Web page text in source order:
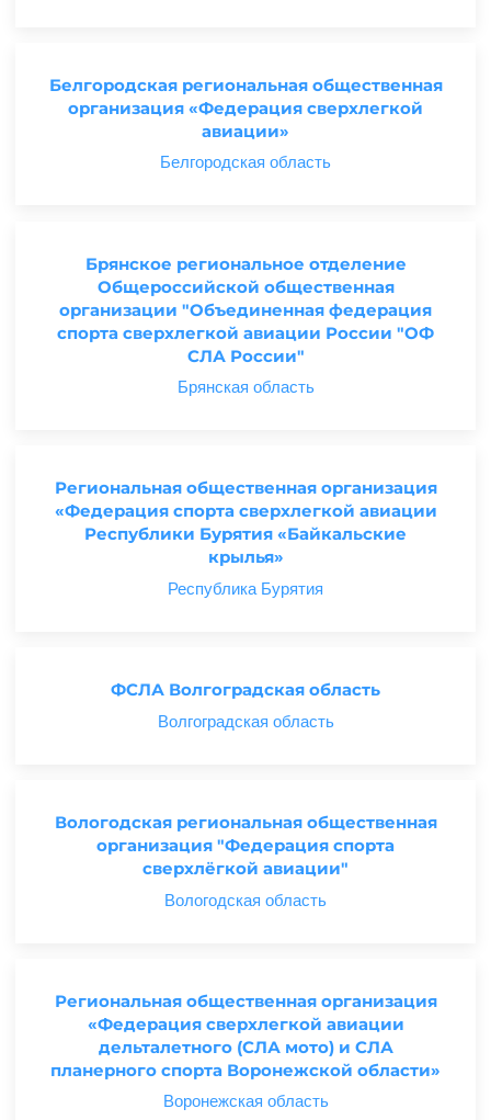
Белгородская региональная общественная
организация «Федерация сверхлегкой
авиации»
Белгородская область
Брянское региональное отделение
Общероссийской общественная
организации "Объединенная федерация
спорта сверхлегкой авиации России "ОФ
СЛА России"
Брянская область
Региональная общественная организация
«Федерация спорта сверхлегкой авиации
Республики Бурятия «Байкальские
крылья»
Республика Бурятия
ФСЛА Волгоградская область
Волгоградская область
Вологодская региональная общественная
организация "Федерация спорта
сверхлёгкой авиации"
Вологодская область
Региональная общественная организация
«Федерация сверхлегкой авиации
дельталетного (СЛА мото) и СЛА
планерного спорта Воронежской области»
Воронежская область